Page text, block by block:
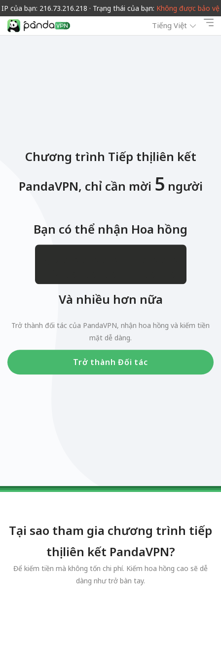
IP của bạn: 216.73.216.218 · Trạng thái của bạn: Không được bảo vệ
Tiếng Việt
Chương trình Tiếp thị liên kết
PandaVPN, chỉ cần mời 5 người
Bạn có thể nhận Hoa hồng
012345678901234567890123456789.01234567890123456789
Và nhiều hơn nữa
Trở thành đối tác của PandaVPN, nhận hoa hồng và kiếm tiền
mặt dễ dàng.
Trở thành Đối tác
Tại sao tham gia chương trình tiếp
thị liên kết PandaVPN?
Để kiếm tiền mà không tốn chi phí. Kiếm hoa hồng cao sẽ dễ
dàng như trở bàn tay.